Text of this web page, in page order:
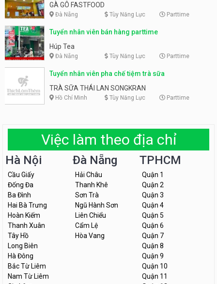
GÀ GÔ FASTFOOD
Đà Nẵng Tùy Năng Lực Parttime
Tuyển nhân viên bán hàng parttime
Húp Tea
Đà Nẵng Tùy Năng Lực Parttime
Tuyển nhân viên pha chế tiệm trà sữa
TRÀ SỮA THÁI LAN SONGKRAN
Hồ Chí Minh Tùy Năng Lực Parttime
Việc làm theo địa chỉ
Hà Nội
Cầu Giấy
Đống Đa
Ba Đình
Hai Bà Trưng
Hoàn Kiếm
Thanh Xuân
Tây Hồ
Long Biên
Hà Đông
Bắc Từ Liêm
Nam Từ Liêm
Đà Nẵng
Hải Châu
Thanh Khê
Sơn Trà
Ngũ Hành Sơn
Liên Chiểu
Cẩm Lệ
Hòa Vang
TPHCM
Quận 1
Quận 2
Quận 3
Quận 4
Quận 5
Quận 6
Quận 7
Quận 8
Quận 9
Quận 10
Quận 11